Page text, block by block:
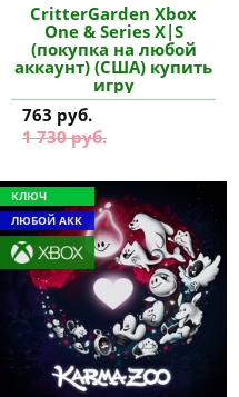
CritterGarden Xbox
One & Series X|S
(покупка на любой
аккаунт) (США) купить
игру
763 руб.
1 730 руб.
КЛЮЧ
ЛЮБОЙ АКК